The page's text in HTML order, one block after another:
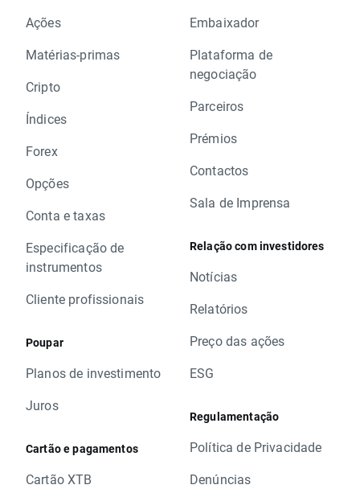
Ações
Matérias-primas
Cripto
Índices
Forex
Opções
Conta e taxas
Especificação de
instrumentos
Cliente profissionais
Poupar
Planos de investimento
Juros
Cartão e pagamentos
Cartão XTB
Embaixador
Plataforma de
negociação
Parceiros
Prémios
Contactos
Sala de Imprensa
Relação com investidores
Notícias
Relatórios
Preço das ações
ESG
Regulamentação
Política de Privacidade
Denúncias